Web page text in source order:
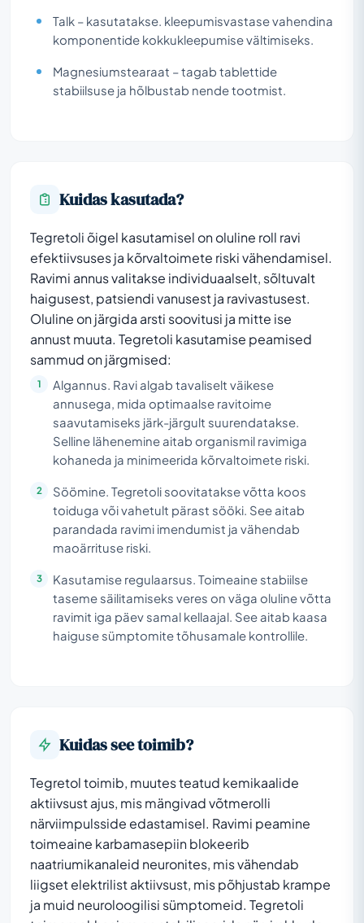
Talk – kasutatakse. kleepumisvastase vahendina
komponentide kokkukleepumise vältimiseks.
Magnesiumstearaat – tagab tablettide
stabiilsuse ja hõlbustab nende tootmist.
Kuidas kasutada?
Tegretoli õigel kasutamisel on oluline roll ravi
efektiivsuses ja kõrvaltoimete riski vähendamisel.
Ravimi annus valitakse individuaalselt, sõltuvalt
haigusest, patsiendi vanusest ja ravivastusest.
Oluline on järgida arsti soovitusi ja mitte ise
annust muuta. Tegretoli kasutamise peamised
sammud on järgmised:
Algannus. Ravi algab tavaliselt väikese
annusega, mida optimaalse ravitoime
saavutamiseks järk-järgult suurendatakse.
Selline lähenemine aitab organismil ravimiga
kohaneda ja minimeerida kõrvaltoimete riski.
Söömine. Tegretoli soovitatakse võtta koos
toiduga või vahetult pärast sööki. See aitab
parandada ravimi imendumist ja vähendab
maoärrituse riski.
Kasutamise regulaarsus. Toimeaine stabiilse
taseme säilitamiseks veres on väga oluline võtta
ravimit iga päev samal kellaajal. See aitab kaasa
haiguse sümptomite tõhusamale kontrollile.
Kuidas see toimib?
Tegretol toimib, muutes teatud kemikaalide
aktiivsust ajus, mis mängivad võtmerolli
närviimpulsside edastamisel. Ravimi peamine
toimeaine karbamasepiin blokeerib
naatriumikanaleid neuronites, mis vähendab
liigset elektrilist aktiivsust, mis põhjustab krampe
ja muid neuroloogilisi sümptomeid. Tegretoli